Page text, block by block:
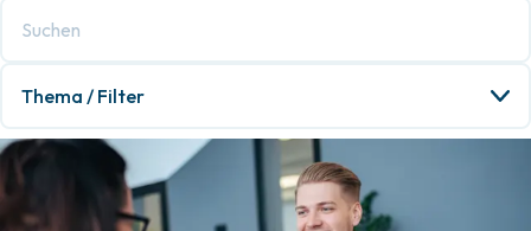
Thema / Filter